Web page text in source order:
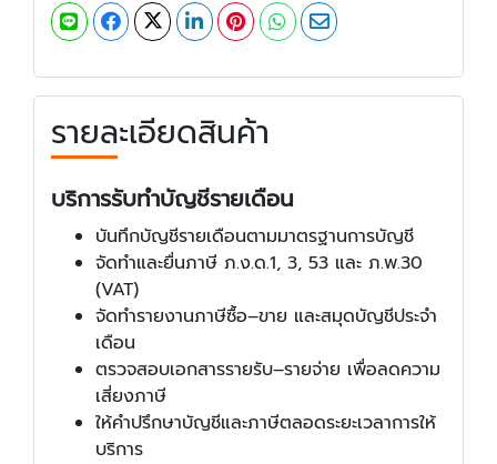
รายละเอียดสินค้า
บริการรับทำบัญชีรายเดือน
บันทึกบัญชีรายเดือนตามมาตรฐานการบัญชี
จัดทำและยื่นภาษี ภ.ง.ด.1, 3, 53 และ ภ.พ.30
(VAT)
จัดทำรายงานภาษีซื้อ–ขาย และสมุดบัญชีประจำ
เดือน
ตรวจสอบเอกสารรายรับ–รายจ่าย เพื่อลดความ
เสี่ยงภาษี
ให้คำปรึกษาบัญชีและภาษีตลอดระยะเวลาการให้
บริการ